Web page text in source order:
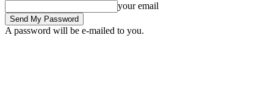
your email
A password will be e-mailed to you.